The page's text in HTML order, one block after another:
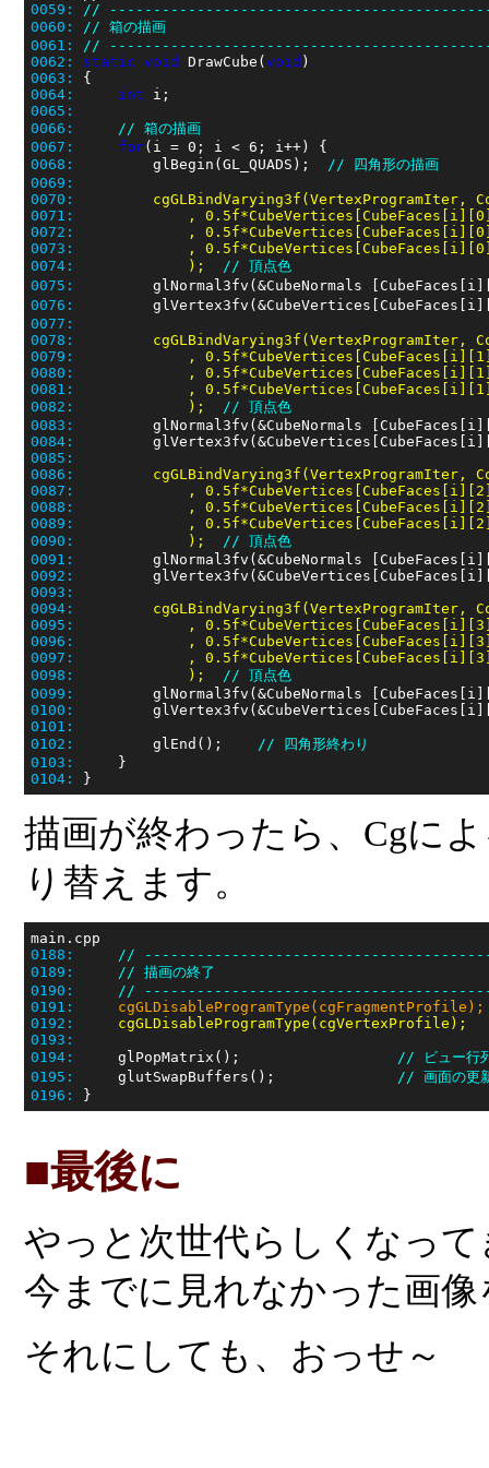
0059:
//
0060:
// 箱の描画
0061:
//
0062:
static void DrawCube(void
0063:
0064:
int
0065:
0066:
// 箱の描画
0067:
for
0068:
         glBegin(GL_QUADS);
// 四角形の描画
0069:
0070:
0071:
0072:
0073:
0074:
             );
// 頂点色
0075:
glNormal3fv(&CubeNormals
0076:
0077:
0078:
0079:
0080:
0081:
0082:
             );
// 頂点色
0083:
0084:
0085:
0086:
0087:
0088:
0089:
0090:
             );
// 頂点色
0091:
0092:
0093:
0094:
0095:
0096:
0097:
0098:
             );
// 頂点色
0099:
0100:
0101:
0102:
         glEnd();
// 四角形終わり
0103:
0104:
描画が終わったら、Cgに
り替えます。
0188:
//
0189:
// 描画の終了
0190:
//
0191:
cgGLDisableProgramType(cgFragmentProfile);
0192:
cgGLDisableProgramType(cgVertexProfile);
0193:
0194:
     glPopMatrix();
// ビュー行
0195:
     glutSwapBuffers();
// 画面の更
0196:
■最後に
やっと次世代らしくなっ
今までに見れなかった画
それにしても、おっせ～